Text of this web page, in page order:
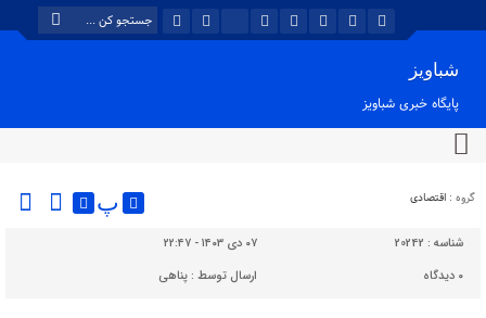
شباویز
پایگاه خبری شباویز
گروه : اقتصادی پ
شناسه : 20242
۰۷ دی ۱۴۰۳ - ۲۲:۴۷
۰ دیدگاه ارسال توسط :پناهی